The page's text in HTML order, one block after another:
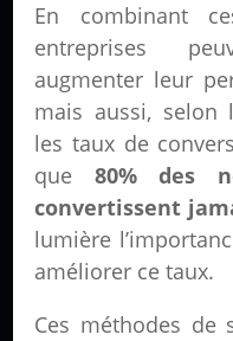
En combinant
entreprises
augmenter leur
mais aussi, selon
les taux de
que 80% des
convertissent
lumière
améliorer ce taux.
Ces méthodes de